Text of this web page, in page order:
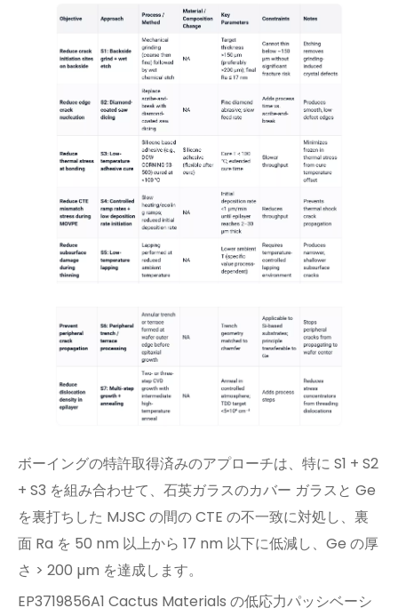
ボーイングの特許取得済みのアプローチは、特に S1 + S2
+ S3 を組み合わせて、石英ガラスのカバー ガラスと Ge
を裏打ちした MJSC の間の CTE の不一致に対処し、裏
面 Ra を 50 nm 以上から 17 nm 以下に低減し、Ge の厚
さ > 200 µm を達成します。
EP3719856A1 Cactus Materials の低応力パッシベーシ